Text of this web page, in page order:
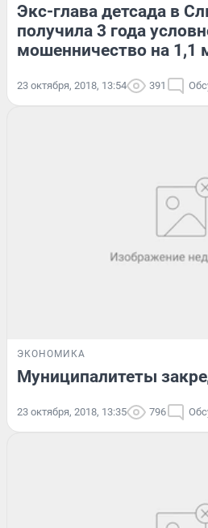
Экс-глава детсада в
получила 3 года
мошенничество на 1,1
23 октября, 2018, 13:54 391
ЭКОНОМИКА
Муниципалитеты
23 октября, 2018, 13:35 796